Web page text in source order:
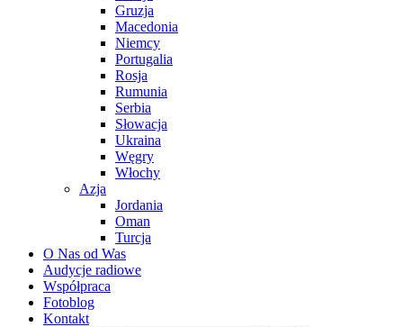
Gruzja
Macedonia
Niemcy
Portugalia
Rosja
Rumunia
Serbia
Słowacja
Ukraina
Węgry
Włochy
Azja
Jordania
Oman
Turcja
O Nas od Was
Audycje radiowe
Współpraca
Fotoblog
Kontakt